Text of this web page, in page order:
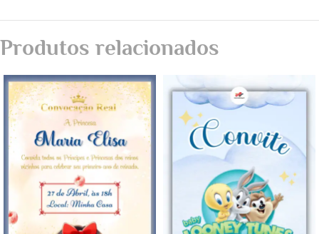
Produtos relacionados